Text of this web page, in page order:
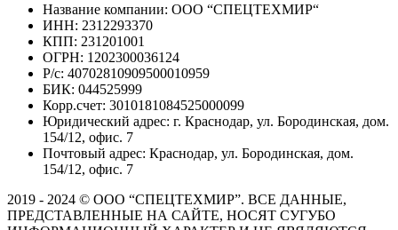
Название компании: ООО “СПЕЦТЕХМИР“
ИНН: 2312293370
КПП: 231201001
ОГРН: 1202300036124
Р/с: 40702810909500010959
БИК: 044525999
Корр.счет: 3010181084525000099
Юридический адрес: г. Краснодар, ул. Бородинская, дом.
154/12, офис. 7
Почтовый адрес: Краснодар, ул. Бородинская, дом.
154/12, офис. 7
2019 - 2024 © ООО “СПЕЦТЕХМИР”. ВСЕ ДАННЫЕ,
ПРЕДСТАВЛЕННЫЕ НА САЙТЕ, НОСЯТ СУГУБО